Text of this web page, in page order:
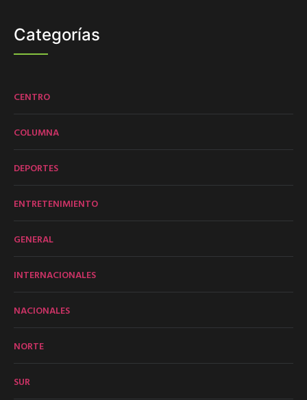
Categorías
CENTRO
COLUMNA
DEPORTES
ENTRETENIMIENTO
GENERAL
INTERNACIONALES
NACIONALES
NORTE
SUR